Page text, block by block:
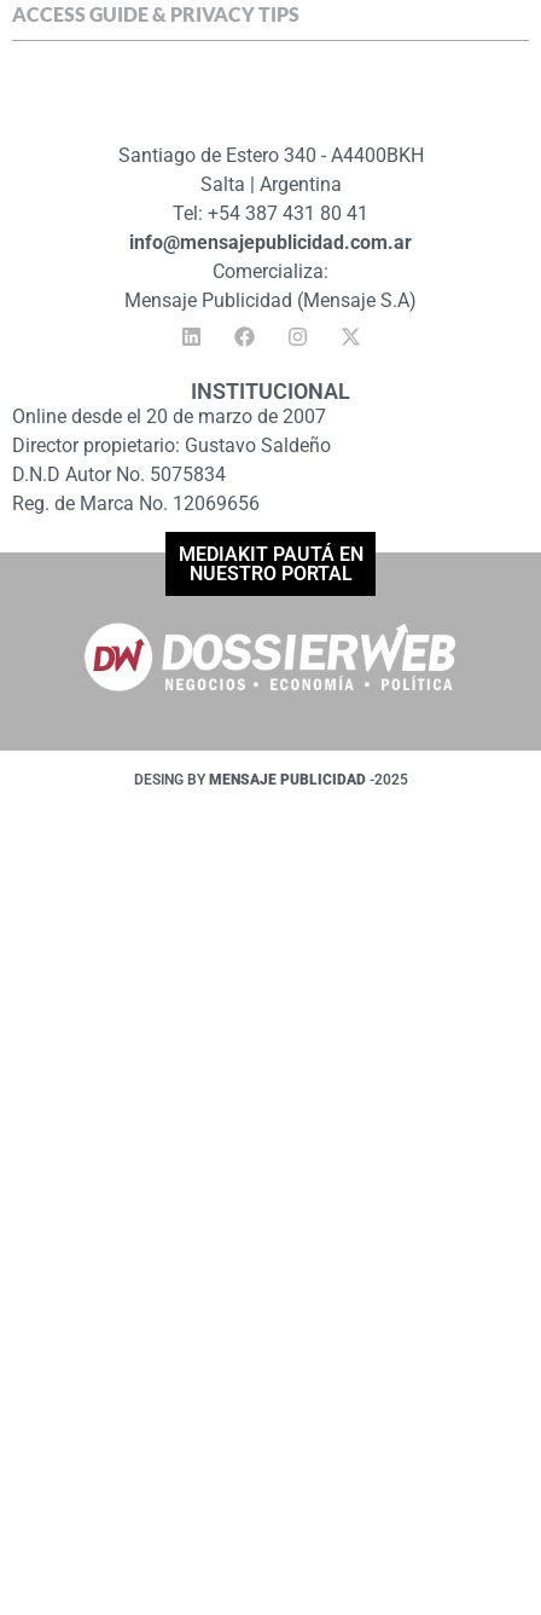
ACCESS GUIDE & PRIVACY TIPS
Santiago de Estero 340 - A4400BKH
Salta | Argentina
Tel: +54 387 431 80 41
info@mensajepublicidad.com.ar
Comercializa:
Mensaje Publicidad (Mensaje S.A)
INSTITUCIONAL
Online desde el 20 de marzo de 2007
Director propietario: Gustavo Saldeño
D.N.D Autor No. 5075834
Reg. de Marca No. 12069656
MEDIAKIT PAUTÁ EN
NUESTRO PORTAL
DESING BY MENSAJE PUBLICIDAD -2025